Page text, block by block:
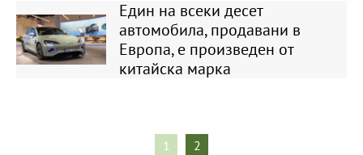
Един на всеки десет
автомобила, продавани в
Европа, е произведен от
китайска марка
1 2